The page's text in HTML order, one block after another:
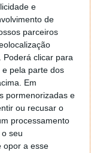
e
de
parceiros
Poderá clicar para
pela parte dos
Em
pormenorizadas e
ou recusar o
processamento
seu
opor a esse